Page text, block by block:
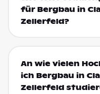
für Bergbau in
Zellerfeld?
An wie vielen
ich Bergbau in
Zellerfeld